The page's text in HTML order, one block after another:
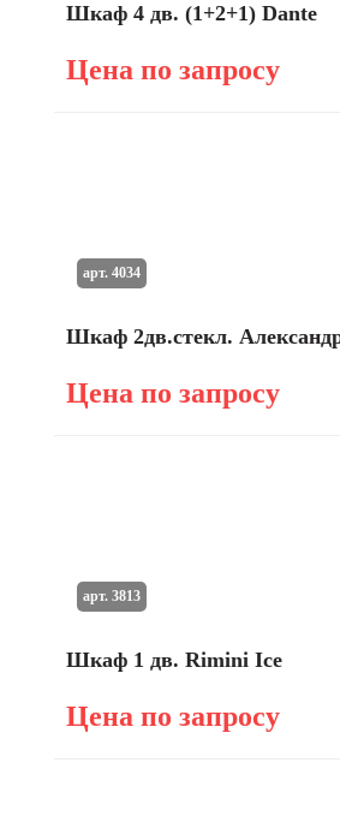
Шкаф 4 дв. (1+2+1) Dante
Цена по запросу
Шкаф 2дв.стекл.
Цена по запросу
арт. 4034
Шкаф 1 дв. Rimini Ice
Цена по запросу
арт. 3813